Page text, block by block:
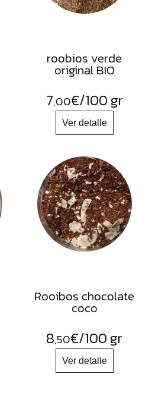
roobios verde
original BIO
7,00€/100 gr
Rooibos chocolate
coco
8,50€/100 gr